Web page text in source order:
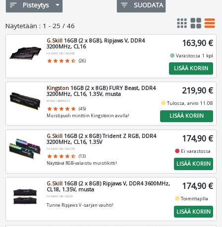
sort Pisteytys filter_list SUODATA
Näytetään : 1 - 25 / 46 apps grid_view table_rows
G.Skill 16GB (2 x 8GB), Ripjaws V, DDR4
3200MHz, CL16
F4-3200C16D-16GVKB
star star star star star_half (26)
163,90 €
fiber_manual_recordVarastossa 1 kpl
LISÄÄ KORIIN
Kingston 16GB (2 x 8GB) FURY Beast, DDR4
3200MHz, CL16, 1.35V, musta
KF432C16BBK2/16
star star star star star (45)
Muistipuoli minttiin Kingstonin avulla!
219,90 €
fiber_manual_recordTulossa, arvio 11.08
LISÄÄ KORIIN
G.Skill 16GB (2 x 8GB) Trident Z RGB, DDR4
3200MHz, CL16, 1.35V
F4-3200C16D-16GTZR
star star star star star_half (13)
Näyttävä RGB-valaistu muistikitti!
174,90 €
fiber_manual_record Ei varastossa
LISÄÄ KORIIN
G.Skill 16GB (2 x 8GB) Ripjaws V, DDR4 3600MHz,
CL18, 1.35V, musta
F4-3600C18D-16GVK
Tunne Ripjaws V -sarjan vauhti!
174,90 €
fiber_manual_recordToimittajilla
LISÄÄ KORIIN